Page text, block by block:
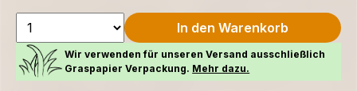
In den Warenkorb
Wir verwenden für unseren Versand ausschließlich
Graspapier Verpackung. Mehr dazu.